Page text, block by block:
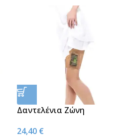
Δαντελένια Ζώνη
Πόδι – Μπεζ
24,40 €